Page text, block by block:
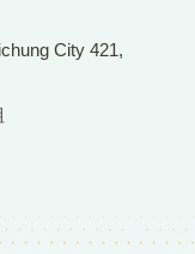
City 421,